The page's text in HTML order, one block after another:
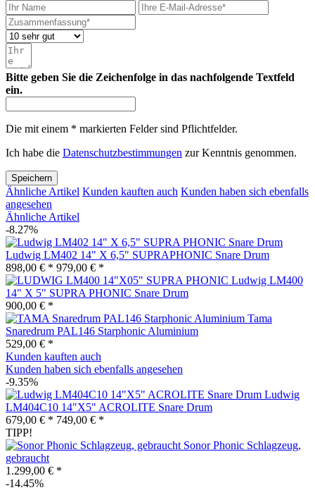
Bitte geben Sie die Zeichenfolge in das nachfolgende Textfeld
ein.
Die mit einem * markierten Felder sind Pflichtfelder.
Ich habe die Datenschutzbestimmungen zur Kenntnis genommen.
Speichern
Ähnliche Artikel Kunden kauften auch Kunden haben sich ebenfalls
angesehen
Ähnliche Artikel
-8.27%
Ludwig LM402 14" X 6,5" SUPRAPHONIC Snare Drum
898,00 € * 979,00 € *
Ludwig LM400
14" X 5" SUPRA PHONIC Snare Drum
900,00 € *
Tama
Snaredrum PAL146 Starphonic Aluminium
529,00 € *
Kunden kauften auch
Kunden haben sich ebenfalls angesehen
-9.35%
Ludwig
LM404C10 14"X5" ACROLITE Snare Drum
679,00 € * 749,00 € *
TIPP!
Sonor Phonic Schlagzeug,
gebraucht
1.299,00 € *
-14.45%